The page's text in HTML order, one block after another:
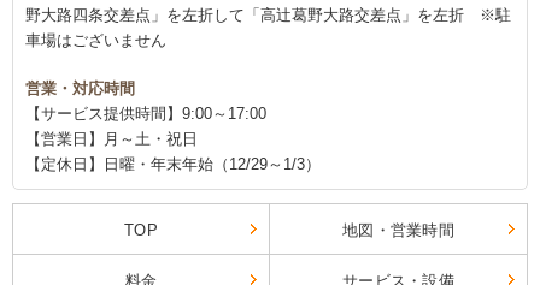
野大路四条交差点」を左折して「高辻葛野大路交差点」を左折 ※駐
車場はございません
営業・対応時間
【サービス提供時間】9:00～17:00
【営業日】月～土・祝日
【定休日】日曜・年末年始（12/29～1/3）
TOP 地図・営業時間
料金 サービス・設備